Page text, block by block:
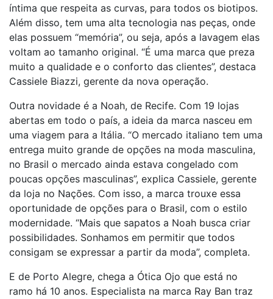
íntima que respeita as curvas, para todos os biotipos.
Além disso, tem uma alta tecnologia nas peças, onde
elas possuem “memória”, ou seja, após a lavagem elas
voltam ao tamanho original. “É uma marca que preza
muito a qualidade e o conforto das clientes”, destaca
Cassiele Biazzi, gerente da nova operação.
Outra novidade é a Noah, de Recife. Com 19 lojas
abertas em todo o país, a ideia da marca nasceu em
uma viagem para a Itália. “O mercado italiano tem uma
entrega muito grande de opções na moda masculina,
no Brasil o mercado ainda estava congelado com
poucas opções masculinas”, explica Cassiele, gerente
da loja no Nações. Com isso, a marca trouxe essa
oportunidade de opções para o Brasil, com o estilo
modernidade. “Mais que sapatos a Noah busca criar
possibilidades. Sonhamos em permitir que todos
consigam se expressar a partir da moda”, completa.
E de Porto Alegre, chega a Ótica Ojo que está no
ramo há 10 anos. Especialista na marca Ray Ban traz